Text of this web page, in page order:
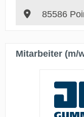
85586
Mitarbeiter (m/